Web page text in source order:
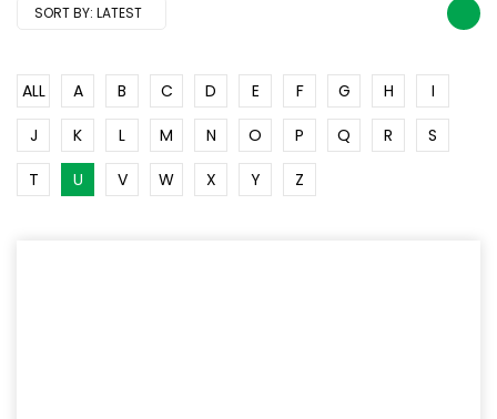
SORT BY: LATEST
ALL A B C D E F G H
I
J
K L M N O P Q R
S
T
U V W X Y Z